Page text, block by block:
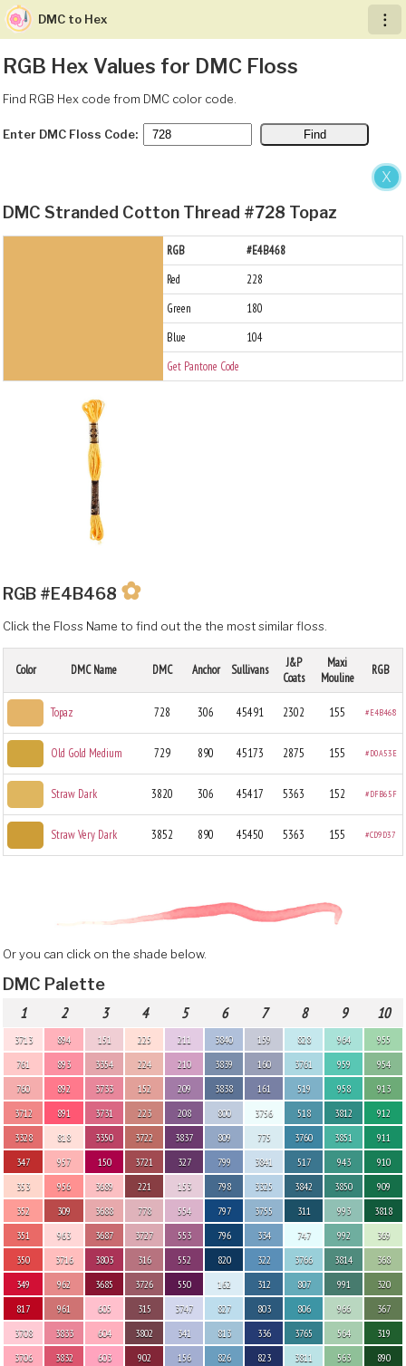
X
︙
DMC to Hex
RGB Hex Values for DMC Floss
Find RGB Hex code from DMC color code.
Enter DMC Floss Code:
DMC Stranded Cotton Thread #728 Topaz
RGB
#E4B468
Red
228
Green
180
Blue
104
Get Pantone Code
RGB #E4B468 ✿
Click the Floss Name to find out the the most similar floss.
Color DMC Name DMC Anchor Sullivans
J&P
Coats
Maxi
Mouline
RGB
Topaz 728 306 45491 2302 155 #E4B468
Old Gold Medium 729 890 45173 2875 155 #D0A53E
Straw Dark 3820 306 45417 5363 152 #DFB65F
Straw Very Dark 3852 890 45450 5363 155 #CD9D37
Or you can click on the shade below.
DMC Palette
1 2 3 4 5 6 7 8 9 10
3713
761
760
3712
3328
347
353
352
351
350
349
817
3708
3706
894
893
892
891
818
957
956
309
963
3716
962
961
3833
3832
151
3354
3733
3731
3350
150
3689
3688
3687
3803
3685
605
604
603
225
224
152
223
3722
3721
221
778
3727
316
3726
315
3802
902
211
210
209
208
3837
327
153
554
553
552
550
3747
341
156
3840
3839
3838
800
809
799
798
797
796
820
162
827
813
826
159
160
161
3756
775
3841
3325
3755
334
322
312
803
336
823
828
3761
519
518
3760
517
3842
311
747
3766
807
806
3765
3811
964
959
958
3812
3851
943
3850
993
992
3814
991
966
564
563
955
954
913
912
911
910
909
3818
369
368
320
367
319
890